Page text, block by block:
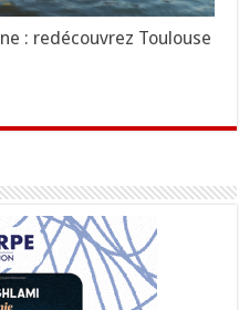
: redécouvrez Toulouse